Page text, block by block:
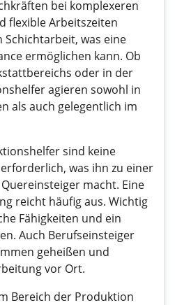
bei komplexeren
flexible Arbeitszeiten
was eine
ermöglichen kann. Ob
oder in der
agieren sowohl in
als auch gelegentlich im
sind keine
was ihn zu einer
macht. Eine
reicht häufig aus. Wichtig
Fähigkeiten und ein
Auch Berufseinsteiger
geheißen und
vor Ort.
Bereich der Produktion